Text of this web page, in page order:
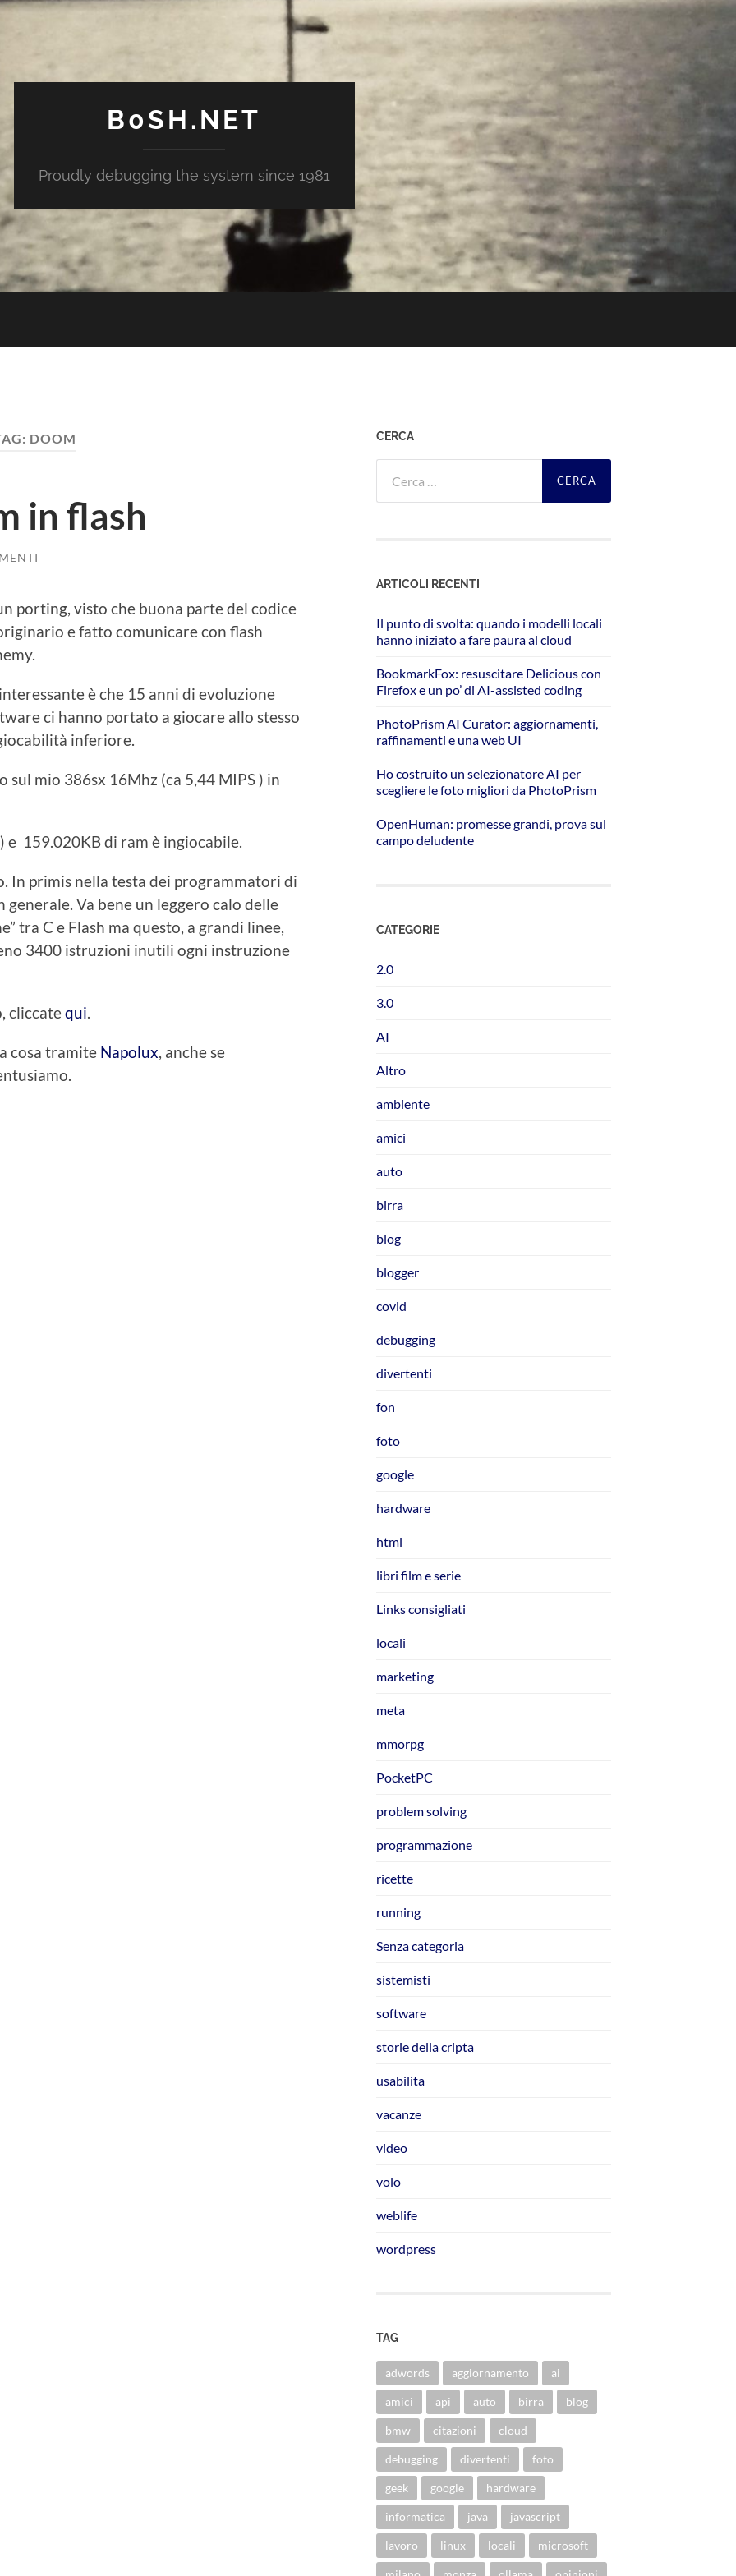
B0SH.NET
Proudly debugging the system since 1981
DOOM
in flash
porting, visto che buona parte del codice
e fatto comunicare con flash
è che 15 anni di evoluzione
ci hanno portato a giocare allo stesso
inferiore.
mio 386sx 16Mhz (ca 5,44 MIPS ) in
e 159.020KB di ram è ingiocabile.
In primis nella testa dei programmatori di
Va bene un leggero calo delle
tra C e Flash ma questo, a grandi linee,
3400 istruzioni inutili ogni instruzione
cliccatequi.
cosa tramite Napolux, anche se
CERCA
per:
ARTICOLI RECENTI
Il punto di svolta: quando i modelli locali
hanno iniziato a fare paura al cloud
BookmarkFox: resuscitare Delicious con
Firefox e un po’ di AI-assisted coding
PhotoPrism AI Curator: aggiornamenti,
raffinamenti e una web UI
Ho costruito un selezionatore AI per
scegliere le foto migliori da PhotoPrism
OpenHuman: promesse grandi, prova sul
campo deludente
CATEGORIE
2.0
3.0
AI
Altro
ambiente
amici
auto
birra
blog
blogger
covid
debugging
divertenti
fon
foto
google
hardware
html
libri film e serie
Links consigliati
locali
marketing
meta
mmorpg
PocketPC
problem solving
programmazione
ricette
running
Senza categoria
sistemisti
software
storie della cripta
usabilita
vacanze
video
volo
weblife
wordpress
TAG
adwords aggiornamento ai
amici api auto birra blog
bmw citazioni cloud
debugging divertenti foto
geek google hardware
informatica java javascript
lavoro linux locali microsoft